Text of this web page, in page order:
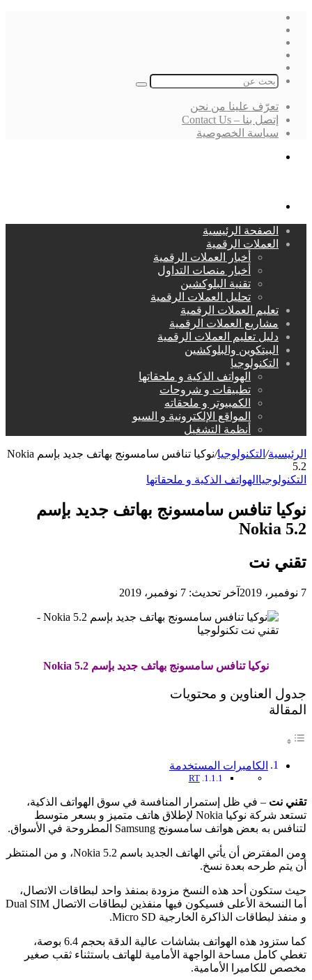
بحث
تعرّف علينا من نحن
إتصل بنا – Contact Us
سياسة الخصوصية
الصفحة الرئيسية
العملات الرقمية
أخبار العملات الرقمية
أخبار منصات التداول
تقنية البلوكشين
تحليل العملات الرقمية
تعليم العملات الرقمية
مشاريع العملات الرقمية
دليل تعليم العملات الرقمية
البيتكوين والبلوكشين
التكنولوجيا
الهواتف الذكية و ملحقاتها
تطبيقات و شروحات
الكمبيوتر و ملحقاته
المواقع الإلكترونية و السيو
أنظمة التشغيل
الرئيسية/ التكنولوجيا/
نوكيا تنافس سامسونج بهاتف جديد بإسم Nokia
5.2
التكنولوجيا الهواتف الذكية و ملحقاتها
نوكيا تنافس سامسونج بهاتف جديد بإسم
Nokia 5.2
تقني نت
7 نوفمبر، 2019 آخر تحديث: 7 نوفمبر، 2019
نوكيا تنافس سامسونج بهاتف جديد بإسم Nokia 5.2
جدول العناوين و محتويات
المقالة
الكاميرات المستخدمة
RT
تقني نت – في ظل إستمرار المنافسة في سوق الهواتف الذكية،
تستعد شركة نوكيا Nokia لإطلاق هاتف متميز و بسعر متوسط
لتنافس به بعض هواتف سامسونج Samsung المطروحة في الأسواق.
ومن المفترض أن يأتي الهاتف الجديد باسم Nokia 5.2، و من المنتظر
أن يتم طرحه بعدة نسخ.
حيث ستكون أحد هذه النسخ مزودة بمنفذ واحد لبطاقات الاتصال،
أما النسخة الأعلى فسيكون فيها منفذين لبطاقات الاتصال Dual SIM
و منفذ لبطاقات الذاكرة الخارجية Micro SD.
كما ستزود هذه الهواتف بشاشات عالية الدقة بحجم 6.4 بوصة،
تغطي كامل مساحة الواجهة الأمامية للهاتف باستثناء ثقب صغير
مخصص للكاميرا الأمامية.